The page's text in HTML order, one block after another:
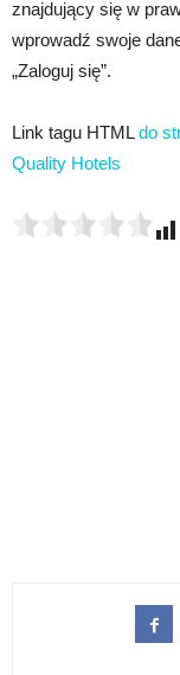
znajdujący się w
wprowadź swoje
„Zaloguj się”.
Link tagu HTMLdo
Quality Hotels